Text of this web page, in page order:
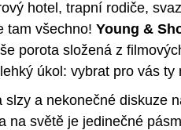
hotel, trapní rodiče,
tam všechno! Young &
porota složená z
úkol: vybrat pro vás ty
slzy a nekonečné diskuze
na světě je jedinečné